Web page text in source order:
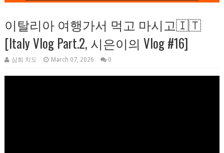
이탈리아 여행가서 먹고 마시고🇮🇹
[Italy Vlog Part.2, 시은이의 Vlog #16]
삼희 치도 March 07, 2026 0